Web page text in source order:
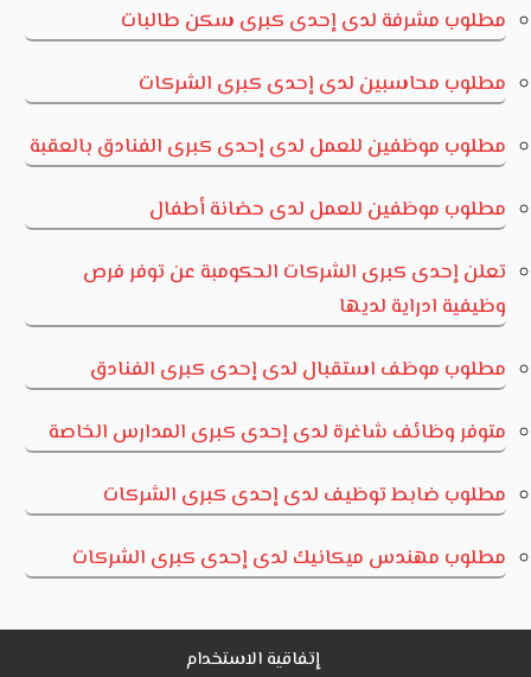
مطلوب مشرفة لدى إحدى كبرى سكن طالبات
مطلوب محاسبين لدى إحدى كبرى الشركات
مطلوب موظفين للعمل لدى إحدى كبرى الفنادق بالعقبة
مطلوب موظفين للعمل لدى حضانة أطفال
تعلن إحدى كبرى الشركات الحكومبة عن توفر فرص
وظيفية ادراية لديها
مطلوب موظف استقبال لدى إحدى كبرى الفنادق
متوفر وظائف شاغرة لدى إحدى كبرى المدارس الخاصة
مطلوب ضابط توظيف لدى إحدى كبرى الشركات
مطلوب مهندس ميكانيك لدى إحدى كبرى الشركات
إتفاقية الاستخدام